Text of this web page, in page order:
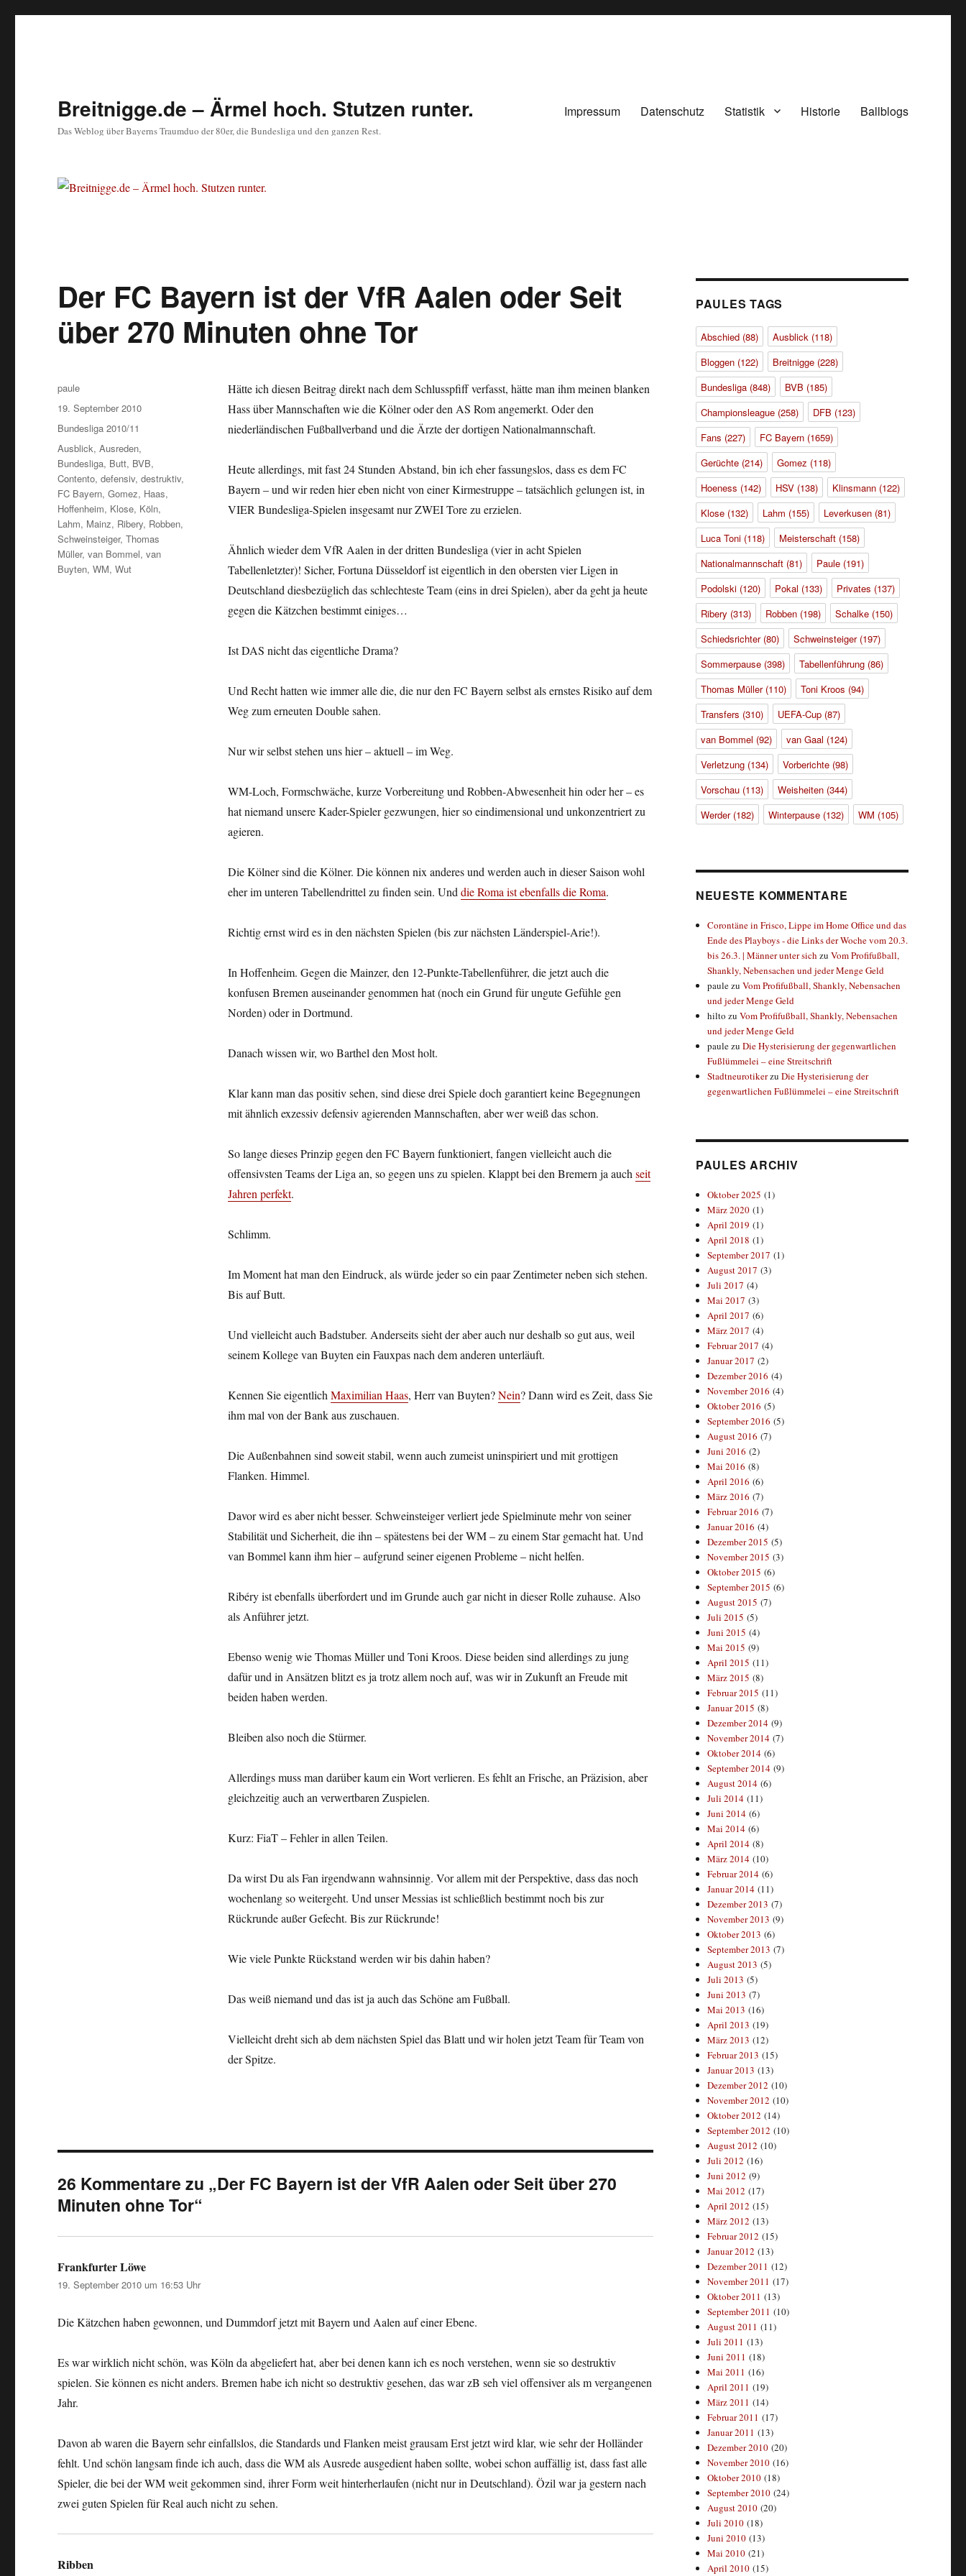
Breitnigge.de – Ärmel hoch. Stutzen runter.
Das Weblog über Bayerns Traumduo der 80er, die Bundesliga und den ganzen Rest.
Impressum Datenschutz Statistik Historie Ballblogs
Der FC Bayern ist der VfR Aalen oder Seit
über 270 Minuten ohne Tor
Hätte ich diesen Beitrag direkt nach dem Schlusspfiff verfasst, hätte man ihm meinen blanken
Hass über Mannschaften wie die Kölner oder den AS Rom angemerkt. Oder den
niederländischen Fußballverband und die Ärzte der dortigen Nationalmannschaft.
Heute allerdings, mit fast 24 Stunden Abstand, bin ich eher fassungslos, dass es dem FC
Bayern – und wir reden hier eben nicht von einer Kirmestruppe – tatsächlich gelungen ist, in
VIER Bundesliga-Spielen insgesamt nur ZWEI Tore zu erzielen.
Ähnlich wieder dem VfR Aalen in der dritten Bundesliga (vier in acht Spielen
Tabellenletzter)! Sicher, Fortuna Düsseldorf ist eigentlich in den obersten vier Ligen in
Deutschland diesbezüglich das schlechteste Team (eins in drei Spielen), aber da geht ja heute
gegen die Kätzchen bestimmt einiges…
Ist DAS nicht das eigentliche Drama?
Und Recht hatten wie immer alle die, die nur den FC Bayern selbst als ernstes Risiko auf dem
Weg zum erneuten Double sahen.
Nur wir selbst stehen uns hier – aktuell – im Weg.
WM-Loch, Formschwäche, kurze Vorbereitung und Robben-Abwesenheit hin oder her – es
hat niemand unsere Kader-Spieler gezwungen, hier so eindimensional und unkonzentriert zu
agieren.
Die Kölner sind die Kölner. Die können nix anderes und werden auch in dieser Saison wohl
eher im unteren Tabellendrittel zu finden sein. Unddie Roma ist ebenfalls die Roma.
Richtig ernst wird es in den nächsten Spielen (bis zur nächsten Länderspiel-Arie!).
In Hoffenheim. Gegen die Mainzer, den 12-Punkte-Tabellenführer, die jetzt auch die
konfusen Bremen auseinander genommen hat (noch ein Grund für ungute Gefühle gen
Norden) oder in Dortmund.
Danach wissen wir, wo Barthel den Most holt.
Klar kann man das positiv sehen, sind diese drei Spiele doch garantiert keine Begegnungen
mit ähnlich exzessiv defensiv agierenden Mannschaften, aber wer weiß das schon.
So lange dieses Prinzip gegen den FC Bayern funktioniert, fangen vielleicht auch die
offensivsten Teams der Liga an, so gegen uns zu spielen. Klappt bei den Bremern ja auchseit
Jahren perfekt.
Schlimm.
Im Moment hat man den Eindruck, als würde jeder so ein paar Zentimeter neben sich stehen.
Bis auf Butt.
Und vielleicht auch Badstuber. Anderseits sieht der aber auch nur deshalb so gut aus, weil
seinem Kollege van Buyten ein Fauxpas nach dem anderen unterläuft.
Kennen Sie eigentlichMaximilian Haas, Herr van Buyten?Nein? Dann wird es Zeit, dass Sie
ihm mal von der Bank aus zuschauen.
Die Außenbahnen sind soweit stabil, wenn auch zumeist uninspiriert und mit grottigen
Flanken. Himmel.
Davor wird es aber nicht besser. Schweinsteiger verliert jede Spielminute mehr von seiner
Stabilität und Sicherheit, die ihn – spätestens bei der WM – zu einem Star gemacht hat. Und
van Bommel kann ihm hier – aufgrund seiner eigenen Probleme – nicht helfen.
Ribéry ist ebenfalls überfordert und im Grunde auch gar nicht in dieser Rolle zuhause. Also
als Anführer jetzt.
Ebenso wenig wie Thomas Müller und Toni Kroos. Diese beiden sind allerdings zu jung
dafür und in Ansätzen blitzt es ja trotz allem noch auf, was wir in Zukunft an Freude mit
beiden haben werden.
Bleiben also noch die Stürmer.
Allerdings muss man darüber kaum ein Wort verlieren. Es fehlt an Frische, an Präzision, aber
gleichzeitig auch an verwertbaren Zuspielen.
Kurz: FiaT – Fehler in allen Teilen.
Da wirst Du als Fan irgendwann wahnsinnig. Vor allem mit der Perspektive, dass das noch
wochenlang so weitergeht. Und unser Messias ist schließlich bestimmt noch bis zur
Rückrunde außer Gefecht. Bis zur Rückrunde!
Wie viele Punkte Rückstand werden wir bis dahin haben?
Das weiß niemand und das ist ja auch das Schöne am Fußball.
Vielleicht dreht sich ab dem nächsten Spiel das Blatt und wir holen jetzt Team für Team von
der Spitze.
Autor
paule
Veröffentlicht
am
19. September 2010
Kategorien
Bundesliga 2010/11
Schlagwörter
Ausblick,Ausreden,
Bundesliga, Butt, BVB,
Contento,defensiv,destruktiv,
FC Bayern,Gomez, Haas,
Hoffenheim, Klose, Köln,
Lahm, Mainz, Ribery, Robben,
Schweinsteiger,Thomas
Müller,van Bommel,van
Buyten,WM,Wut
26 Kommentare zu „Der FC Bayern ist der VfR Aalen oder Seit über 270
Minuten ohne Tor“
Frankfurter Löwe
19. September 2010 um 16:53 Uhr
Die Kätzchen haben gewonnen, und Dummdorf jetzt mit Bayern und Aalen auf einer Ebene.
Es war wirklich nicht schön, was Köln da abgeliefert hat, aber bei denen kann ich es noch verstehen, wenn sie so destruktiv
spielen. Sie können es nicht anders. Bremen habe ich nicht so destruktiv gesehen, das war zB seh viel offensiver als m vergangenen
Jahr.
Davon ab waren die Bayern sehr einfallslos, die Standards und Flanken meist grausam Erst jetzt wird klar, wie sehr der Holländer
fehlt. Und schön langsam finde ich auch, dass die WM als Ausrede ausgedient haben sollte, wobei schon auffällig ist, dass fast alle
Spieler, die bei der WM weit gekommen sind, ihrer Form weit hinterherlaufen (nicht nur in Deutschland). Özil war ja gestern nach
zwei guten Spielen für Real auch nicht zu sehen.
Ribben
PAULES TAGS
Abschied(88) Ausblick(118)
Bloggen(122) Breitnigge(228)
Bundesliga(848) BVB (185)
Championsleague(258) DFB (123)
Fans (227) FC Bayern(1659)
Gerüchte(214) Gomez (118)
Hoeness (142) HSV(138) Klinsmann(122)
Klose(132) Lahm (155) Leverkusen(81)
Luca Toni(118) Meisterschaft(158)
Nationalmannschaft(81) Paule(191)
Podolski(120) Pokal (133) Privates (137)
Ribery (313) Robben(198) Schalke(150)
Schiedsrichter(80) Schweinsteiger(197)
Sommerpause(398) Tabellenführung(86)
Thomas Müller(110) Toni Kroos (94)
Transfers (310) UEFA-Cup(87)
van Bommel (92) van Gaal (124)
Verletzung(134) Vorberichte(98)
Vorschau(113) Weisheiten(344)
Werder(182) Winterpause(132) WM (105)
NEUESTE KOMMENTARE
Corontäne in Frisco, Lippe im Home Office und das
Ende des Playboys - die Links der Woche vom 20.3.
bis 26.3. | Männer unter sich zuVom Profifußball,
Shankly, Nebensachen und jeder Menge Geld
paulezuVom Profifußball, Shankly, Nebensachen
und jeder Menge Geld
hilto zuVom Profifußball, Shankly, Nebensachen
und jeder Menge Geld
paulezuDie Hysterisierung der gegenwartlichen
Fußlümmelei – eine Streitschrift
StadtneurotikerzuDie Hysterisierung der
gegenwartlichen Fußlümmelei – eine Streitschrift
PAULES ARCHIV
Oktober 2025 (1)
März 2020 (1)
April 2019 (1)
April 2018 (1)
September 2017 (1)
August 2017 (3)
Juli 2017 (4)
Mai 2017 (3)
April 2017 (6)
März 2017 (4)
Februar 2017 (4)
Januar 2017 (2)
Dezember 2016 (4)
November 2016 (4)
Oktober 2016 (5)
September 2016 (5)
August 2016 (7)
Juni 2016 (2)
Mai 2016 (8)
April 2016 (6)
März 2016 (7)
Februar 2016 (7)
Januar 2016 (4)
Dezember 2015 (5)
November 2015 (3)
Oktober 2015 (6)
September 2015 (6)
August 2015 (7)
Juli 2015 (5)
Juni 2015 (4)
Mai 2015 (9)
April 2015 (11)
März 2015 (8)
Februar 2015 (11)
Januar 2015 (8)
Dezember 2014 (9)
November 2014 (7)
Oktober 2014 (6)
September 2014 (9)
August 2014 (6)
Juli 2014 (11)
Juni 2014 (6)
Mai 2014 (6)
April 2014 (8)
März 2014 (10)
Februar 2014 (6)
Januar 2014 (11)
Dezember 2013 (7)
November 2013 (9)
Oktober 2013 (6)
September 2013 (7)
August 2013 (5)
Juli 2013 (5)
Juni 2013 (7)
Mai 2013 (16)
April 2013 (19)
März 2013 (12)
Februar 2013 (15)
Januar 2013 (13)
Dezember 2012 (10)
November 2012 (10)
Oktober 2012 (14)
September 2012 (10)
August 2012 (10)
Juli 2012 (16)
Juni 2012 (9)
Mai 2012 (17)
April 2012 (15)
März 2012 (13)
Februar 2012 (15)
Januar 2012 (13)
Dezember 2011 (12)
November 2011 (17)
Oktober 2011 (13)
September 2011 (10)
August 2011 (11)
Juli 2011 (13)
Juni 2011 (18)
Mai 2011 (16)
April 2011 (19)
März 2011 (14)
Februar 2011 (17)
Januar 2011 (13)
Dezember 2010 (20)
November 2010 (16)
Oktober 2010 (18)
September 2010 (24)
August 2010 (20)
Juli 2010 (18)
Juni 2010 (13)
Mai 2010 (21)
April 2010 (15)